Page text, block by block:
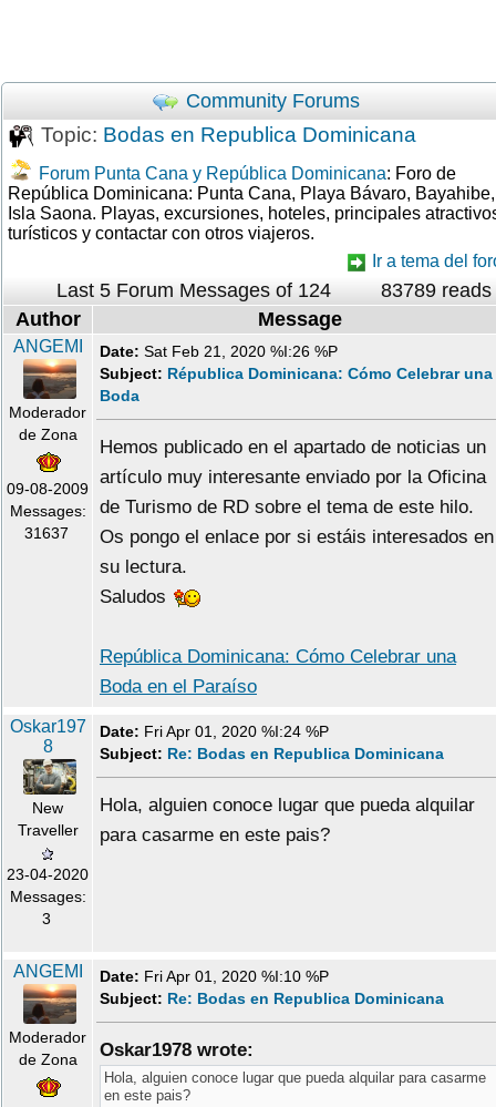
Community Forums
Topic: Bodas en Republica Dominicana
Forum Punta Cana y República Dominicana: Foro de
República Dominicana: Punta Cana, Playa Bávaro, Bayahibe,
Isla Saona. Playas, excursiones, hoteles, principales
turísticos y contactar con otros viajeros.
Ir a tema del
Last 5 Forum Messages of 124
83789 reads
Author
Message
ANGEMI
Moderador
de Zona
09-08-2009
Messages:
31637
Date: Sat Feb 21, 2020 %I:26 %P
Subject: Républica Dominicana: Cómo Celebrar una
Boda
Hemos publicado en el apartado de noticias un
artículo muy interesante enviado por la Oficina
de Turismo de RD sobre el tema de este hilo.
Os pongo el enlace por si estáis interesados en
su lectura.
Saludos
República Dominicana: Cómo Celebrar una
Boda en el Paraíso
Oskar197
8
New
Traveller
23-04-2020
Messages:
3
Date: Fri Apr 01, 2020 %I:24 %P
Subject: Re: Bodas en Republica Dominicana
Hola, alguien conoce lugar que pueda alquilar
para casarme en este pais?
ANGEMI
Moderador
de Zona
Date: Fri Apr 01, 2020 %I:10 %P
Subject: Re: Bodas en Republica Dominicana
Oskar1978 wrote:
Hola, alguien conoce lugar que pueda alquilar para casarme
en este pais?